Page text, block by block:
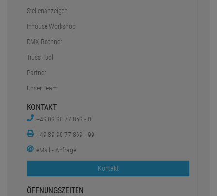
Stellenanzeigen
Inhouse Workshop
DMX Rechner
Truss Tool
Partner
Unser Team
KONTAKT
+49 89 90 77 869 - 0
+49 89 90 77 869 - 99
eMail - Anfrage
Kontakt
ÖFFNUNGSZEITEN